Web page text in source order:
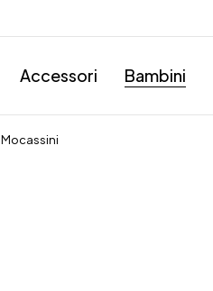
Accessori Bambini
Mocassini